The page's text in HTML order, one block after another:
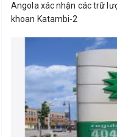
Angola xác nhận các trữ
khoan Katambi-2